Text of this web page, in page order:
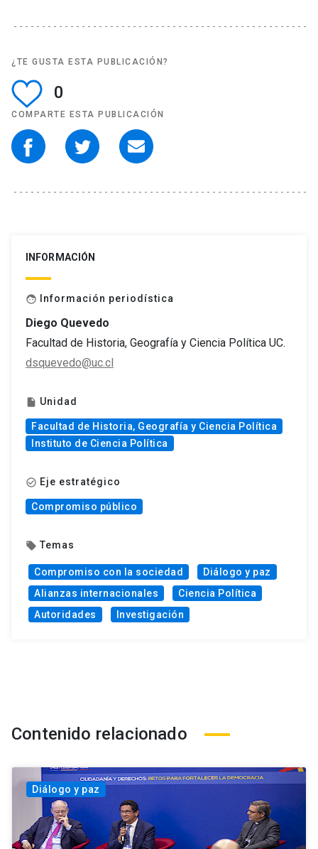
¿TE GUSTA ESTA PUBLICACIÓN?
0
COMPARTE ESTA PUBLICACIÓN
INFORMACIÓN
face Información periodística
Diego Quevedo
Facultad de Historia, Geografía y Ciencia Política UC.
dsquevedo@uc.cl
insert_drive_file Unidad
Facultad de Historia, Geografía y Ciencia Política
Instituto de Ciencia Política
check_circle_outline Eje estratégico
Compromiso público
local_offer Temas
Compromiso con la sociedad
Diálogo y paz
Alianzas internacionales
Ciencia Política
Autoridades
Investigación
Contenido relacionado
Diálogo y paz